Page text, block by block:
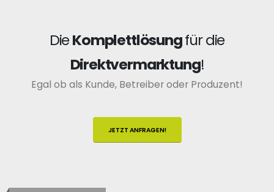
DieKomplettlösungfür die
Direktvermarktung!
Egal ob als Kunde, Betreiber oder Produzent!
JETZT ANFRAGEN!